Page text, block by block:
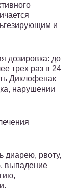
и
дозировка: до
трех раз в 24
Диклофенак
нарушении
диарею, рвоту,
выпадение